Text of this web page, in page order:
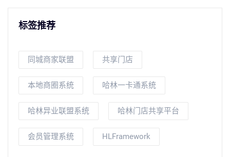
标签推荐
同城商家联盟 共享门店
本地商圈系统 哈林一卡通系统
哈林异业联盟系统 哈林门店共享平台
会员管理系统 HLFramework